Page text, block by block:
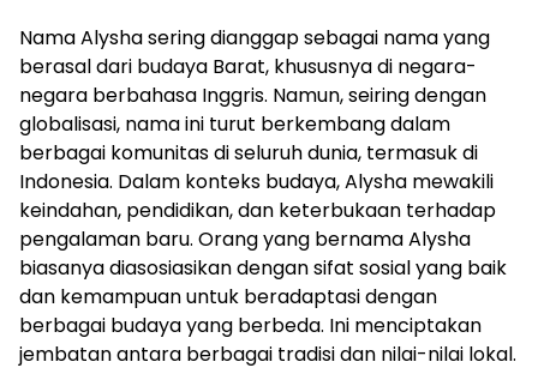
Nama Alysha sering dianggap sebagai nama yang
berasal dari budaya Barat, khususnya di negara-
negara berbahasa Inggris. Namun, seiring dengan
globalisasi, nama ini turut berkembang dalam
berbagai komunitas di seluruh dunia, termasuk di
Indonesia. Dalam konteks budaya, Alysha mewakili
keindahan, pendidikan, dan keterbukaan terhadap
pengalaman baru. Orang yang bernama Alysha
biasanya diasosiasikan dengan sifat sosial yang baik
dan kemampuan untuk beradaptasi dengan
berbagai budaya yang berbeda. Ini menciptakan
jembatan antara berbagai tradisi dan nilai-nilai lokal.